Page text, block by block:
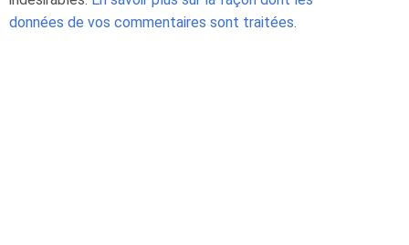
données de vos commentaires sont traitées.